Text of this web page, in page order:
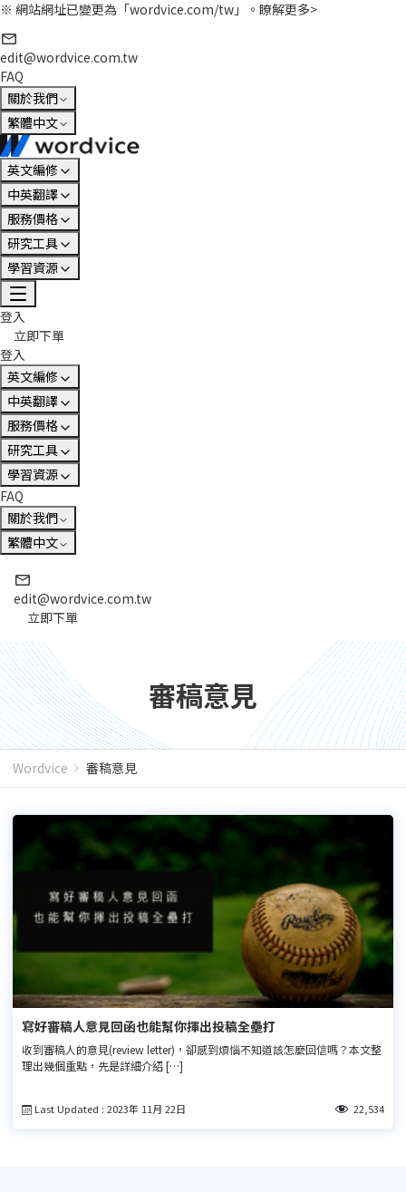
※ 網站網址已變更為「wordvice.com/tw」。 瞭解更多>
edit@wordvice.com.tw
FAQ
關於我們
繁體中文
英文編修
中英翻譯
服務價格
研究工具
學習資源
登入
立即下單
登入
英文編修
中英翻譯
服務價格
研究工具
學習資源
FAQ
關於我們
繁體中文
edit@wordvice.com.tw
立即下單
審稿意見
Wordvice 審稿意見
寫好審稿人意見回函也能幫你揮出投稿全壘打
收到審稿人的意見(review letter)，卻感到煩惱不知道該怎麼回信嗎？本文整
理出幾個重點，先是詳細介紹 […]
Last Updated : 2023年 11月 22日 22,534